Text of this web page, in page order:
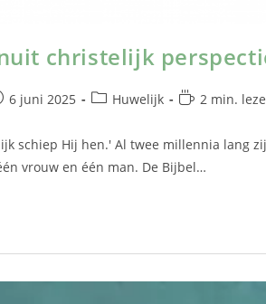
christelijk
6 juni 2025 Huwelijk 2 min.
schiep Hij hen.' Al twee millennia lang
vrouw en één man. De Bijbel…